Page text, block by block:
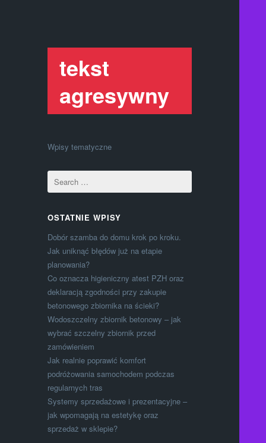
tekst
agresywny
Wpisy tematyczne
OSTATNIE WPISY
Dobór szamba do domu krok po kroku.
Jak uniknąć błędów już na etapie
planowania?
Co oznacza higieniczny atest PZH oraz
deklaracją zgodności przy zakupie
betonowego zbiornika na ścieki?
Wodoszczelny zbiornik betonowy – jak
wybrać szczelny zbiornik przed
zamówieniem
Jak realnie poprawić komfort
podróżowania samochodem podczas
regularnych tras
Systemy sprzedażowe i prezentacyjne –
jak wpomagają na estetykę oraz
sprzedaż w sklepie?